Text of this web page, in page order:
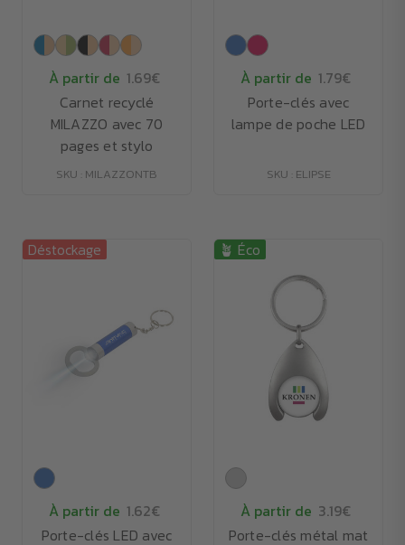
À partir de 1.69€
Carnet recyclé
MILAZZO avec 70
pages et stylo
SKU : MILAZZONTB
À partir de 1.79€
Porte-clés avec
lampe de poche LED
SKU : ELIPSE
Déstockage
À partir de 1.62€
Porte-clés LED avec
🪴 Éco
À partir de 3.19€
Porte-clés métal mat